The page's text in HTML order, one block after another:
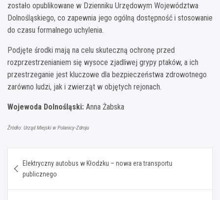
zostało opublikowane w Dzienniku Urzędowym Województwa
Dolnośląskiego, co zapewnia jego ogólną dostępność i stosowanie
do czasu formalnego uchylenia.
Podjęte środki mają na celu skuteczną ochronę przed
rozprzestrzenianiem się wysoce zjadliwej grypy ptaków, a ich
przestrzeganie jest kluczowe dla bezpieczeństwa zdrowotnego
zarówno ludzi, jak i zwierząt w objętych rejonach.
Wojewoda Dolnośląski: Anna Żabska
Źródło: Urząd Miejski w Polanicy-Zdroju
wpisu
Elektryczny autobus w Kłodzku – nowa era transportu
publicznego